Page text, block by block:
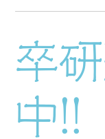
卒
中!!